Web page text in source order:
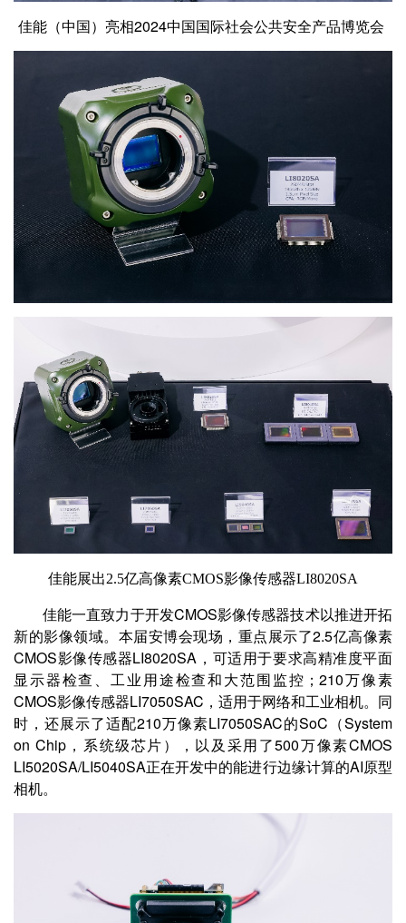
佳能（中国）亮相2024中国国际社会公共安全产品博览会
佳能展出2.5亿高像素CMOS影像传感器LI8020SA
佳能一直致力于开发CMOS影像传感器技术以推进开拓
新的影像领域。本届安博会现场，重点展示了2.5亿高像素
CMOS影像传感器LI8020SA，可适用于要求高精准度平面
显示器检查、工业用途检查和大范围监控；210万像素
CMOS影像传感器LI7050SAC，适用于网络和工业相机。同
时，还展示了适配210万像素LI7050SAC的SoC（System
on Chip，系统级芯片），以及采用了500万像素CMOS
LI5020SA/LI5040SA正在开发中的能进行边缘计算的AI原型
相机。